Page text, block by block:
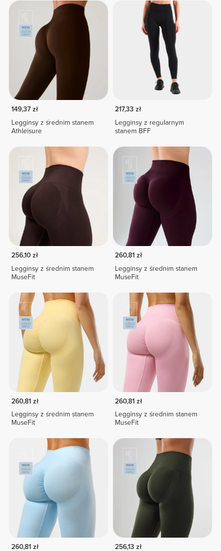
149,37 zł
Legginsy z średnim stanem
Athleisure
217,33 zł
Legginsy z regularnym
stanem BFF
256,10 zł
Legginsy z średnim stanem
MuseFit
260,81 zł
Legginsy z średnim stanem
MuseFit
260,81 zł
Legginsy z średnim stanem
MuseFit
260,81 zł
Legginsy z średnim stanem
MuseFit
260,81 zł 256,13 zł